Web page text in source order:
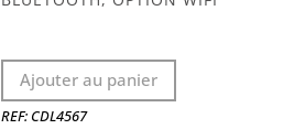
Ajouter au panier
REF: CDL4567